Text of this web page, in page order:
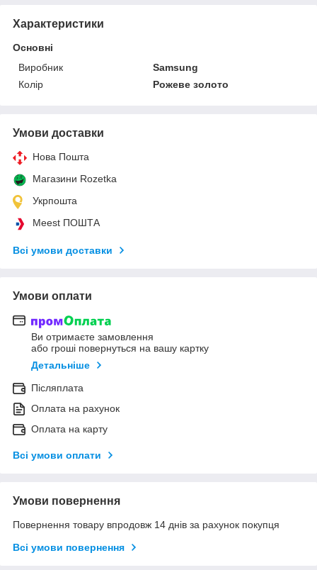
Характеристики
Основні
Виробник
Samsung
Колір
Рожеве золото
Умови доставки
Нова Пошта
Магазини Rozetka
Укрпошта
Meest ПОШТА
Всі умови доставки
Умови оплати
Ви отримаєте замовлення
або гроші повернуться на вашу картку
Детальніше
Післяплата
Оплата на рахунок
Оплата на карту
Всі умови оплати
Умови повернення
Повернення товару впродовж 14 днів за рахунок покупця
Всі умови повернення